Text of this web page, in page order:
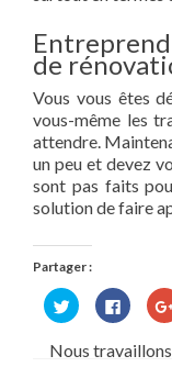
de
Vous vous êtes
vous-même les
attendre.
un peu et devez
sont pas faits
solution de faire
Partager :
Cliquez
pour
partager
Twitter(ouvre
Cliquez
pour
partager
sur
Nous